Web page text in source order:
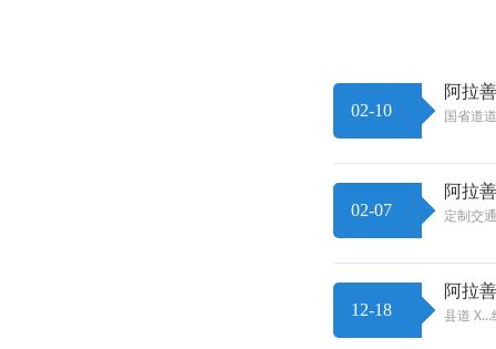
02-10
阿拉
国省道
02-07
阿拉
定制交
12-18
阿拉
县道 X…